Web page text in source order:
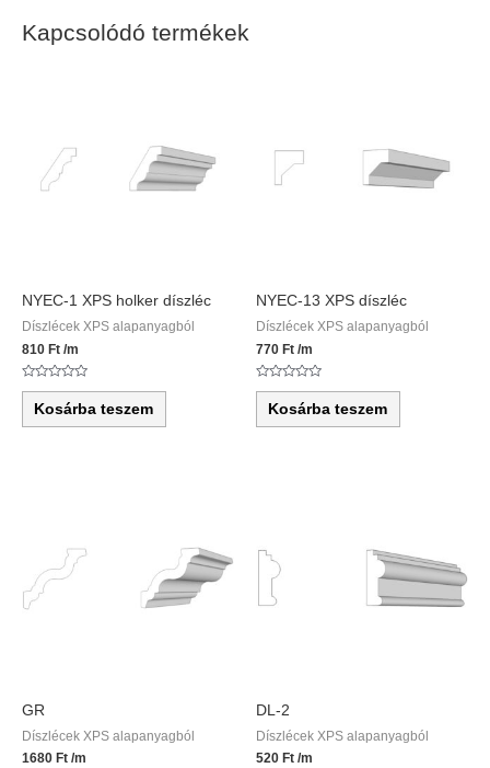
Kapcsolódó termékek
NYEC-1 XPS holker díszléc
Díszlécek XPS alapanyagból
810 Ft /m
Értékelés:
5
Kosárba teszem
NYEC-13 XPS díszléc
Díszlécek XPS alapanyagból
770 Ft /m
Értékelés:
5
Kosárba teszem
GR
Díszlécek XPS alapanyagból
1680 Ft /m
DL-2
Díszlécek XPS alapanyagból
520 Ft /m